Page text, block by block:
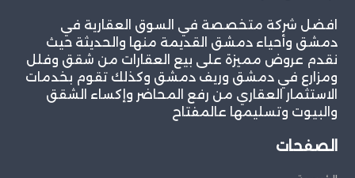
افضل شركة متخصصة في السوق العقارية في
دمشق وأحياء دمشق القديمة منها والحديثة حيث
نقدم عروض مميزة على بيع العقارات من شقق وفلل
ومزارع في دمشق وريف دمشق وكذلك تقوم بخدمات
الاستثمار العقاري من رفع المحاضر وإكساء الشقق
والبيوت وتسليمها عالمفتاح
الصفحات